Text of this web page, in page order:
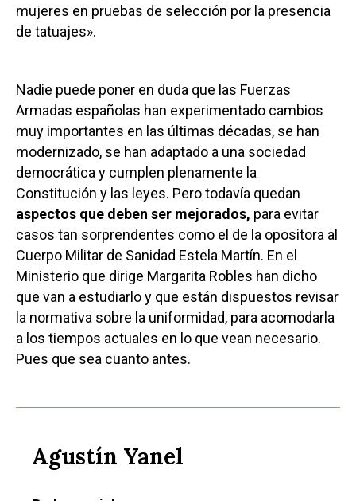
mujeres en pruebas de selección por la presencia
de tatuajes».
Nadie puede poner en duda que las Fuerzas
Armadas españolas han experimentado cambios
muy importantes en las últimas décadas, se han
modernizado, se han adaptado a una sociedad
democrática y cumplen plenamente la
Constitución y las leyes. Pero todavía quedan
aspectos que deben ser mejorados, para evitar
casos tan sorprendentes como el de la opositora al
Cuerpo Militar de Sanidad Estela Martín. En el
Ministerio que dirige Margarita Robles han dicho
que van a estudiarlo y que están dispuestos revisar
la normativa sobre la uniformidad, para acomodarla
a los tiempos actuales en lo que vean necesario.
Pues que sea cuanto antes.
Agustín Yanel